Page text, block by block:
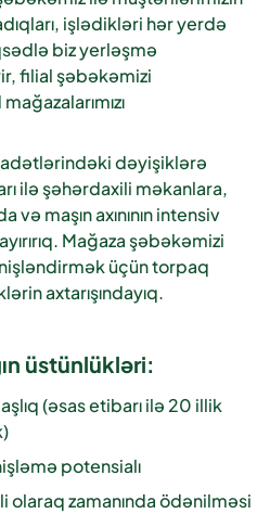
işlədikləri hər yerdə
biz yerləşmə
filial şəbəkəmizi
adətlərindəki dəyişiklərə
ilə şəhərdaxili məkanlara,
maşın axınının intensiv
Mağaza şəbəkəmizi
üçün torpaq
axtarışındayıq.
üstünlükləri:
(əsas etibarı ilə 20 illik
potensialı
olaraq zamanında ödənilməsi